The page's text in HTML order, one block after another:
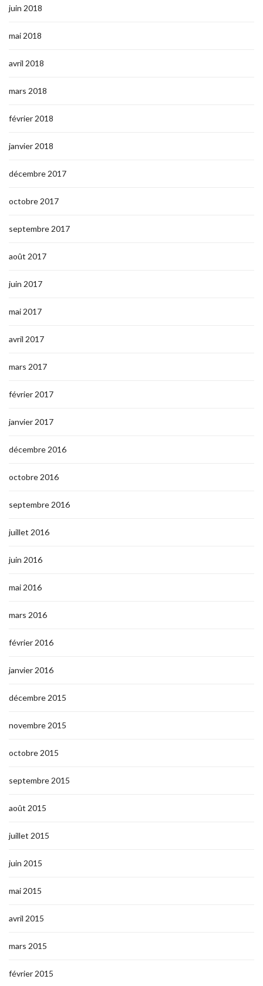
juin 2018
mai 2018
avril 2018
mars 2018
février 2018
janvier 2018
décembre 2017
octobre 2017
septembre 2017
août 2017
juin 2017
mai 2017
avril 2017
mars 2017
février 2017
janvier 2017
décembre 2016
octobre 2016
septembre 2016
juillet 2016
juin 2016
mai 2016
mars 2016
février 2016
janvier 2016
décembre 2015
novembre 2015
octobre 2015
septembre 2015
août 2015
juillet 2015
juin 2015
mai 2015
avril 2015
mars 2015
février 2015